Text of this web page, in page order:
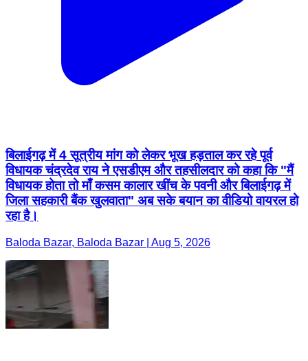
बिलाईगढ़ में 4 सूत्रीय मांग को लेकर भूख हड़ताल कर रहे पूर्व
विधायक चंद्रदेव राय ने एसडीएम और तहसीलदार को कहा कि "मैं
विधायक होता तो माँ कसम कालार खींच के पवनी और बिलाईगढ़ में
जिला सहकारी बैंक खुलवाता" अब सके बयान का वीडियो वायरल हो
रहा है।
Baloda Bazar, Baloda Bazar | Aug 5, 2026